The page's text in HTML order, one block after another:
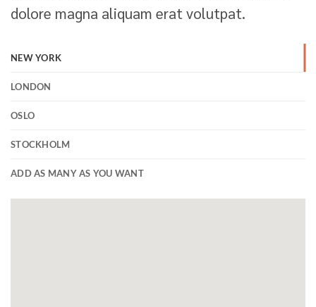
dolore magna aliquam erat volutpat.
NEW YORK
LONDON
OSLO
STOCKHOLM
ADD AS MANY AS YOU WANT